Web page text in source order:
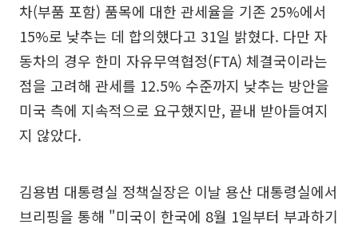
차(부품 포함) 품목에 대한 관세율을 기존 25%에서
15%로 낮추는 데 합의했다고 31일 밝혔다. 다만 자
동차의 경우 한미 자유무역협정(FTA) 체결국이라는
점을 고려해 관세를 12.5% 수준까지 낮추는 방안을
미국 측에 지속적으로 요구했지만, 끝내 받아들여지
지 않았다.
김용범 대통령실 정책실장은 이날 용산 대통령실에서
브리핑을 통해 "미국이 한국에 8월 1일부터 부과하기